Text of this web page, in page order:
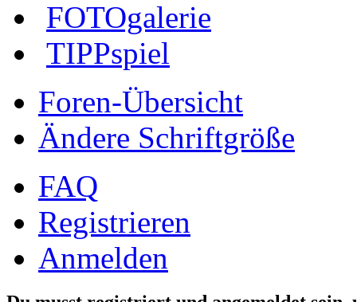
FOTOgalerie
TIPPspiel
Foren-Übersicht
Ändere Schriftgröße
FAQ
Registrieren
Anmelden